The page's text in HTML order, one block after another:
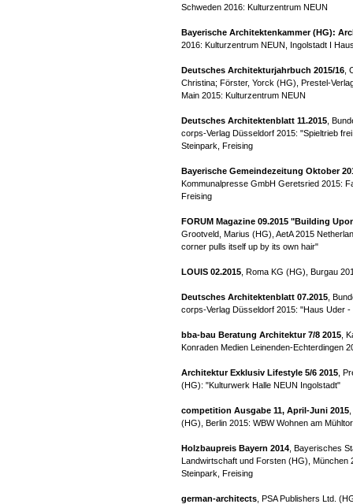
Schweden 2016: Kulturzentrum NEUN
Bayerische Architektenkammer (HG):
2016: Kulturzentrum NEUN, Ingolstadt I
Deutsches Architekturjahrbuch 2015/16 ,
Christina; Förster, Yorck (HG), Prestel-
Main 2015: Kulturzentrum NEUN
Deutsches Architektenblatt 11.2015 ,
corps-Verlag Düsseldorf 2015: "Spieltrieb
Steinpark, Freising
Bayerische Gemeindezeitung Oktober
Kommunalpresse GmbH Geretsried 2015:
Freising
FORUM Magazine 09.2015 "Building
Grootveld, Marius (HG), AetA 2015
corner pulls itself up by its own hair"
LOUIS 02.2015 , Roma KG (HG), Burgau
Deutsches Architektenblatt 07.2015 ,
corps-Verlag Düsseldorf 2015: "Haus Uder
bba-bau Beratung Architektur 7/8 2015 ,
Konraden Medien Leinenden-Echterdingen
Architektur Exklusiv Lifestyle 5/6 2015 ,
(HG): "Kulturwerk Halle NEUN Ingolstadt"
competition Ausgabe 11, April-Juni 2015
(HG), Berlin 2015: WBW Wohnen am
Holzbaupreis Bayern 2014 , Bayerisches
Landwirtschaft und Forsten (HG), München
Steinpark, Freising
german-architects , PSA Publishers Ltd.